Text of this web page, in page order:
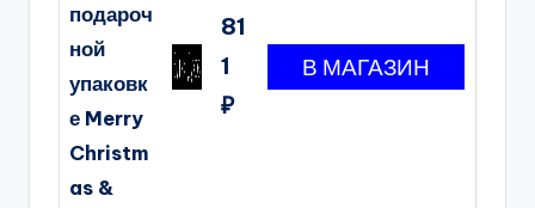
подароч
ной
упаковк
е Merry
Christm
as &
81
1
₽